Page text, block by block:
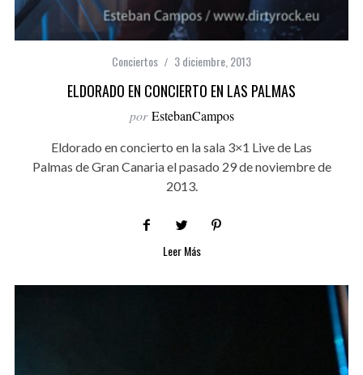
Conciertos 3 diciembre, 2013
ELDORADO EN CONCIERTO EN LAS PALMAS
por EstebanCampos
Eldorado en concierto en la sala 3×1 Live de Las
Palmas de Gran Canaria el pasado 29 de noviembre de
2013.
Leer Más